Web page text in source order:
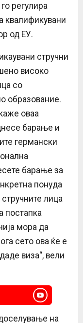
регулира
квалификувани
од ЕУ.
стручни
високо
со
образование.
оваа
барање и
германски
барање за
понуда
лица
постапка
мора да
сето ова ќе е
виза“, вели
на